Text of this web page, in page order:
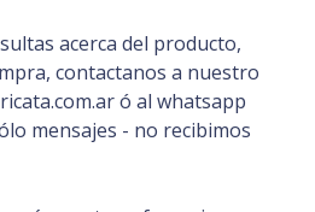
acerca del producto,
contactanos a nuestro
ó al whatsapp
mensajes - no recibimos